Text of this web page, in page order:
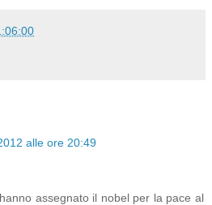
alle ore 20:49
assegnato il nobel per la pace al